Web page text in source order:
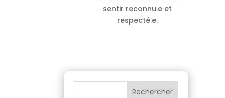
sentir reconnu.e et
respecté.e.